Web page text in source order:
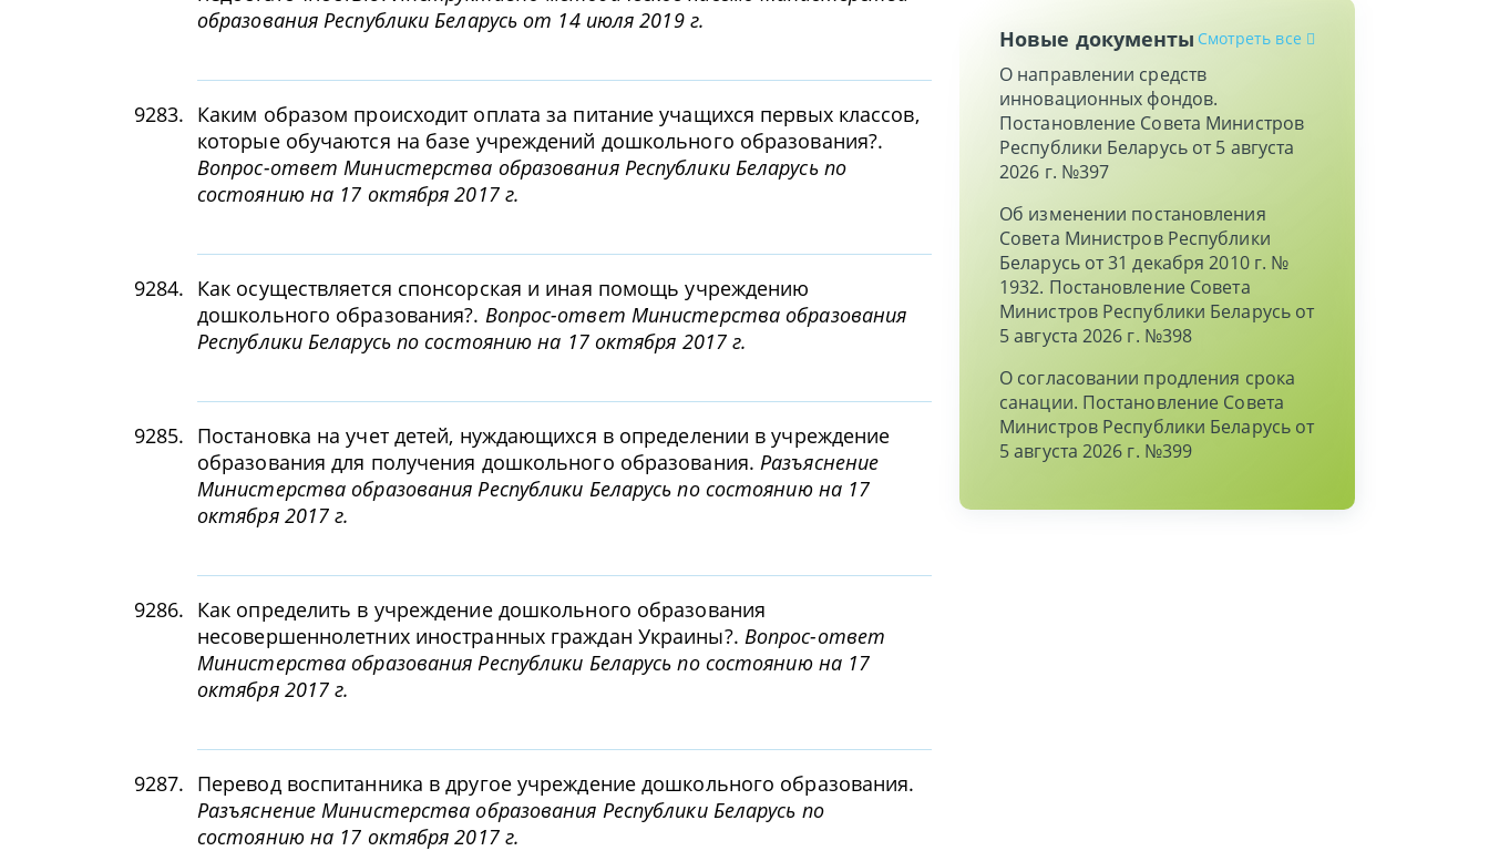
образования Республики Беларусь от 14 июля 2019 г.
9283. Каким образом происходит оплата за питание учащихся первых классов,
которые обучаются на базе учреждений дошкольного образования?.
Вопрос-ответ Министерства образования Республики Беларусь по
состоянию на 17 октября 2017 г.
9284. Как осуществляется спонсорская и иная помощь учреждению
дошкольного образования?. Вопрос-ответ Министерства образования
Республики Беларусь по состоянию на 17 октября 2017 г.
9285. Постановка на учет детей, нуждающихся в определении в учреждение
образования для получения дошкольного образования.Разъяснение
Министерства образования Республики Беларусь по состоянию на 17
октября 2017 г.
9286. Как определить в учреждение дошкольного образования
несовершеннолетних иностранных граждан Украины?. Вопрос-ответ
Министерства образования Республики Беларусь по состоянию на 17
октября 2017 г.
9287. Перевод воспитанника в другое учреждение дошкольного образования.
Разъяснение Министерства образования Республики Беларусь по
состоянию на 17 октября 2017 г.
Новые документы Смотреть все
О направлении средств
инновационных фондов.
Постановление Совета Министров
Республики Беларусь от 5 августа
2026 г. №397
Об изменении постановления
Совета Министров Республики
Беларусь от 31 декабря 2010 г. №
1932. Постановление Совета
Министров Республики Беларусь от
5 августа 2026 г. №398
О согласовании продления срока
санации. Постановление Совета
Министров Республики Беларусь от
5 августа 2026 г. №399